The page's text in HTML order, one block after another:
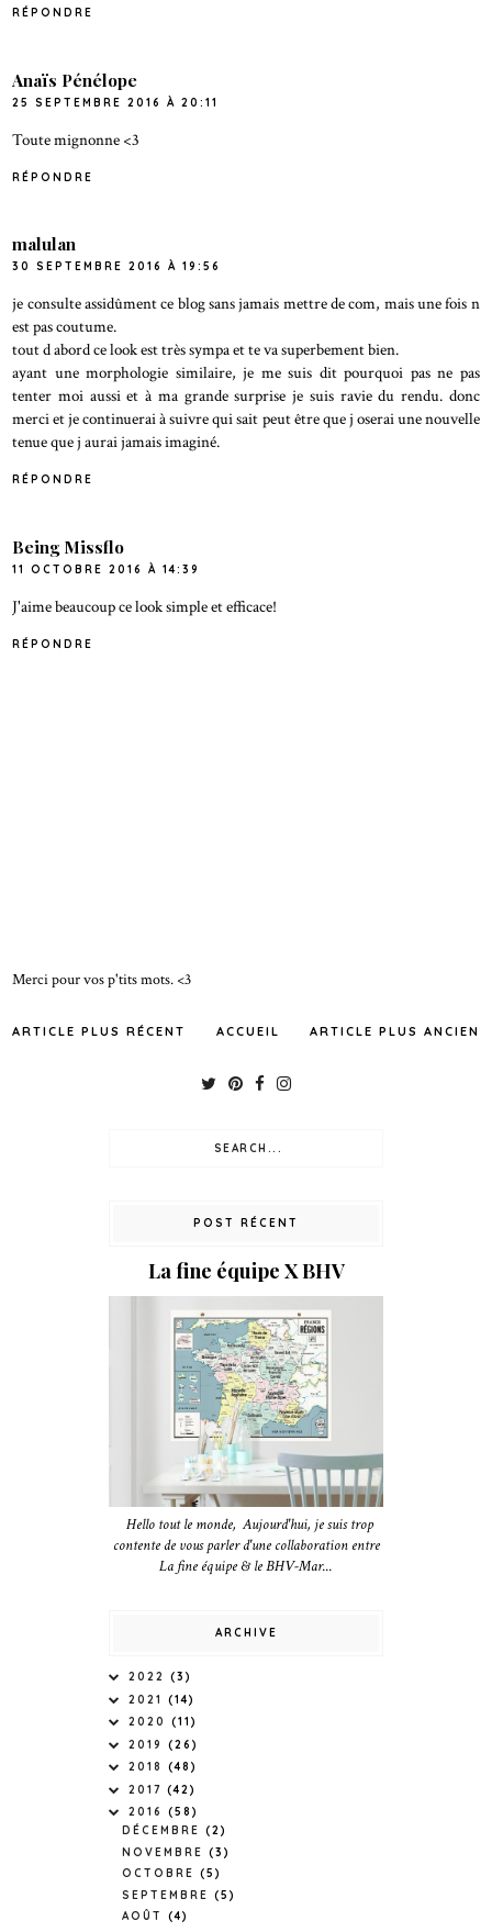
RÉPONDRE
Anaïs Pénélope
25 SEPTEMBRE 2016 À 20:11
Toute mignonne <3
RÉPONDRE
malulan
30 SEPTEMBRE 2016 À 19:56
je consulte assidûment ce blog sans jamais mettre de com, mais une fois n
est pas coutume.
tout d abord ce look est très sympa et te va superbement bien.
ayant une morphologie similaire, je me suis dit pourquoi pas ne pas
tenter moi aussi et à ma grande surprise je suis ravie du rendu. donc
merci et je continuerai à suivre qui sait peut être que j oserai une nouvelle
tenue que j aurai jamais imaginé.
RÉPONDRE
Being Missflo
11 OCTOBRE 2016 À 14:39
J'aime beaucoup ce look simple et efficace!
RÉPONDRE
Merci pour vos p'tits mots. <3
ARTICLE PLUS RÉCENT ARTICLE PLUS ANCIEN
ACCUEIL
POST RÉCENT
La fine équipe X BHV
Hello tout le monde, Aujourd'hui, je suis trop
contente de vous parler d'une collaboration entre
La fine équipe & le BHV-Mar...
ARCHIVE
2022 (3)
2021 (14)
2020 (11)
2019 (26)
2018 (48)
2017 (42)
2016 (58)
DÉCEMBRE (2)
NOVEMBRE (3)
OCTOBRE (5)
SEPTEMBRE (5)
AOÛT (4)